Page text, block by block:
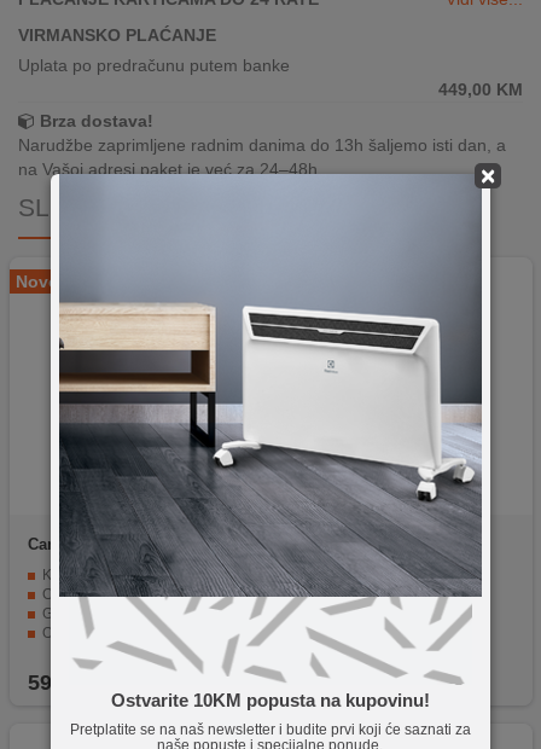
×
Ostvarite 10KM popusta na kupovinu!
Pretplatite se na naš newsletter i budite prvi koji će saznati za
naše popuste i specijalne ponude.
VIRMANSKO PLAĆANJE
Uplata po predračunu putem banke
449,00 KM
Brza dostava!
Narudžbe zaprimljene radnim danima do 13h šaljemo isti dan, a
na Vašoj adresi paket je već za 24–48h.
SLIČNI PROIZVODI
Novo
Candy EYTC1 272D3-S
Kapacitet pranja od 7 kg
Centrifuga do 1200 obrtaja u minuti
Gornje punjenje idealno za manje prostore
Odgođeni start do 24 sata
Energetski razred C uz optimizovanu potrošnju vode i energije
599,00
TCL FF0814WA0
Kapacitet pranja 8 kg
1400 obrtaja / min
24-satna odgoda pranja
18-minutno brzo pranje
Inverter motor
599,90 KM